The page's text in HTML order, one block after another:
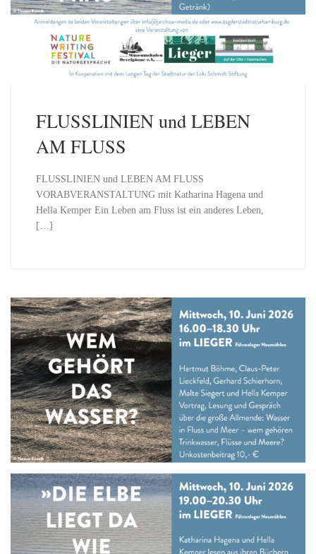
FLUSSLINIEN und LEBEN
AM FLUSS
FLUSSLINIEN und LEBEN AM FLUSS
VORABVERANSTALTUNG mit Katharina Hagena und
Hella Kemper Ein Leben am Fluss ist ein anderes Leben,
[…]